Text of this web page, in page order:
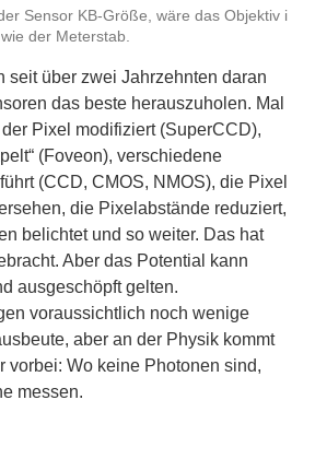
Sensor KB-Größe, wäre das Objektiv i
der Meterstab.
seit über zwei Jahrzehnten daran
das beste herauszuholen. Mal
Pixel modifiziert (SuperCCD),
(Foveon), verschiedene
(CCD, CMOS, NMOS), die Pixel
die Pixelabstände reduziert,
belichtet und so weiter. Das hat
Aber das Potential kann
ausgeschöpft gelten.
voraussichtlich noch wenige
aber an der Physik kommt
vorbei: Wo keine Photonen sind,
messen.